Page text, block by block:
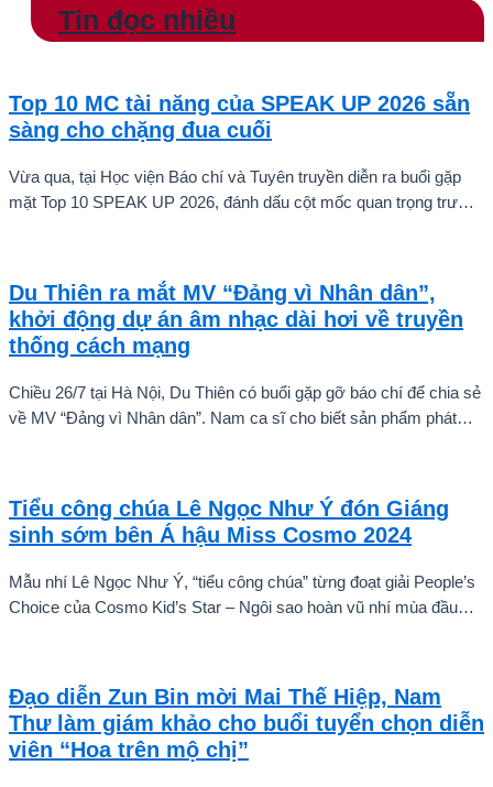
Tin đọc nhiều
Top 10 MC tài năng của SPEAK UP 2026 sẵn
sàng cho chặng đua cuối
Vừa qua, tại Học viện Báo chí và Tuyên truyền diễn ra buổi gặp
mặt Top 10 SPEAK UP 2026, đánh dấu cột mốc quan trọng trước
Du Thiên ra mắt MV “Đảng vì Nhân dân”,
khởi động dự án âm nhạc dài hơi về truyền
thống cách mạng
Chiều 26/7 tại Hà Nội, Du Thiên có buổi gặp gỡ báo chí để chia sẻ
về MV “Đảng vì Nhân dân”. Nam ca sĩ cho biết sản phẩm phát
một hay hai ca khúc.
Tiểu công chúa Lê Ngọc Như Ý đón Giáng
sinh sớm bên Á hậu Miss Cosmo 2024
Mẫu nhí Lê Ngọc Như Ý, “tiểu công chúa” từng đoạt giải People’s
Choice của Cosmo Kid’s Star – Ngôi sao hoàn vũ nhí mùa đầu
Đạo diễn Zun Bin mời Mai Thế Hiệp, Nam
Thư làm giám khảo cho buổi tuyển chọn diễn
viên “Hoa trên mộ chị”